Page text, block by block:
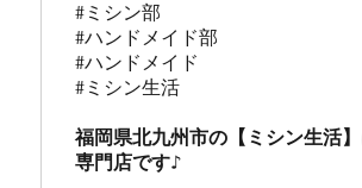
#ミシン部
#ハンドメイド部
#ハンドメイド
福岡県北九州市の【ミシン生活
専門店です♪